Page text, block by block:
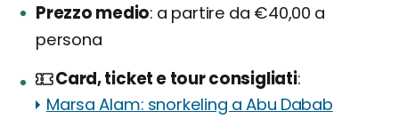
Prezzo medio a partire da €40,00 a
persona
Card, ticket e tour consigliati
Marsa Alam: snorkeling a Abu Dabab